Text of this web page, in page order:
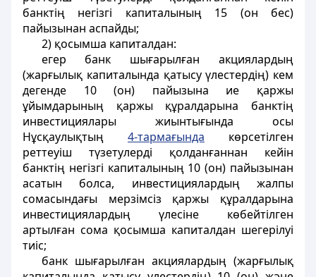
банктің негізгі капиталының 15 (он бес)
пайызынан аспайды;
2) қосымша капиталдан:
егер банк шығарылған акциялардың
(жарғылық капиталында қатысу үлестердің) кем
дегенде 10 (он) пайызына ие қаржы
ұйымдарының қаржы құралдарына банктің
инвестициялары жиынтығында осы
Нұсқаулықтың 4-тармағында көрсетілген
реттеуіш түзетулерді қолданғаннан кейін
банктің негізгі капиталының 10 (он) пайызынан
асатын болса, инвестициялардың жалпы
сомасындағы мерзімсіз қаржы құралдарына
инвестициялардың үлесіне көбейтілген
артылған сома қосымша капиталдан шегерілуі
тиіс;
банк шығарылған акциялардың (жарғылық